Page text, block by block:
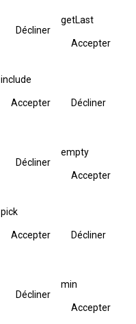
Décliner
getLast
Accepter
include
Accepter Décliner
Décliner
empty
Accepter
pick
Accepter Décliner
Décliner
min
Accepter